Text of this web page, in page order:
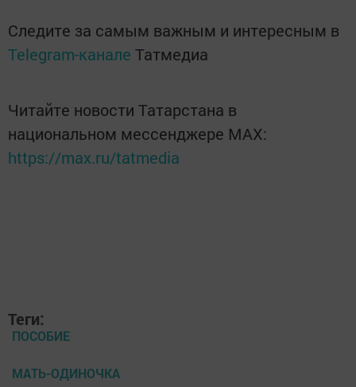
Следите за самым важным и интересным в
Telegram-канале Татмедиа
Читайте новости Татарстана в
национальном мессенджере MАХ:
https://max.ru/tatmedia
Теги:
ПОСОБИЕ
МАТЬ-ОДИНОЧКА